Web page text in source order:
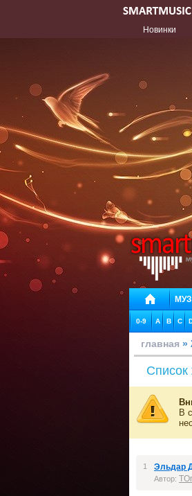
Новинки
0-9 A B C
главная »
Список
В
1 Эльдар
Автор: